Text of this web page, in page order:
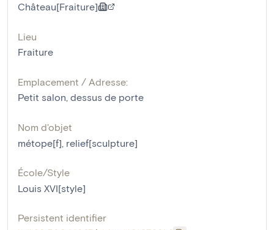
Château[Fraiture]
Lieu
Fraiture
Emplacement / Adresse:
Petit salon, dessus de porte
Nom d'objet
métope[f], relief[sculpture]
École/Style
Louis XVI[style]
Persistent identifier